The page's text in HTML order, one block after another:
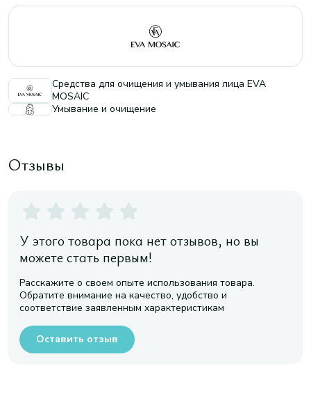
Средства для очищения и умывания лица EVA
MOSAIC
Умывание и очищение
Отзывы
У этого товара пока нет отзывов, но вы
можете стать первым!
Расскажите о своем опыте использования товара.
Обратите внимание на качество, удобство и
соответствие заявленным характеристикам
Оставить отзыв